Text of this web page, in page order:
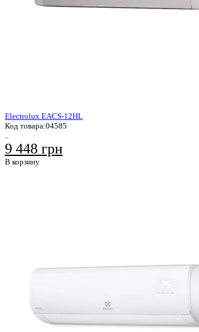
Electrolux EACS-12HL
Код товара:04585
..
9 448 грн
В корзину